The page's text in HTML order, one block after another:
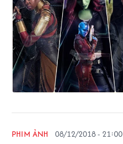
PHIM ẢNH 08/12/2018 - 21:00